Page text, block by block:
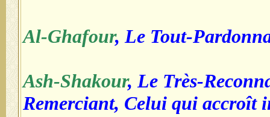
Al-Ghafour, Le Tout-
Ash-Shakour, Le Très-
Remerciant, Celui qui accroît